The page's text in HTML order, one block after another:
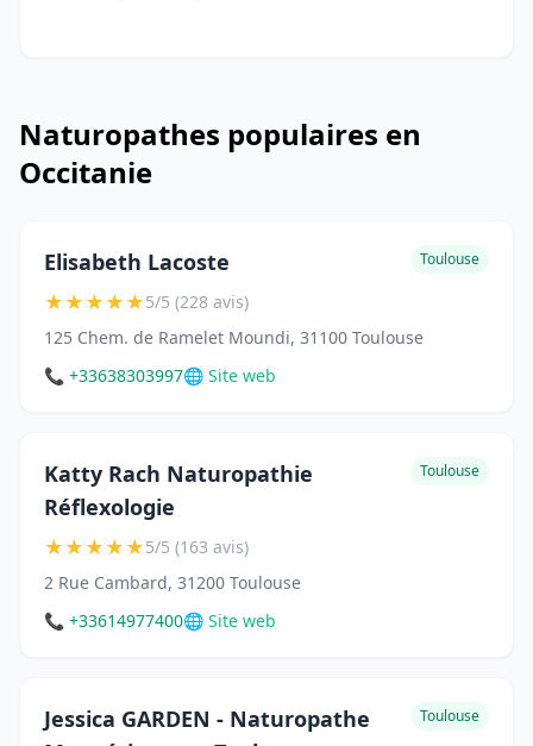
Naturopathes populaires en
Occitanie
Elisabeth Lacoste Toulouse
★★★★★5/5 (228 avis)
125 Chem. de Ramelet Moundi, 31100 Toulouse
📞 +33638303997🌐 Site web
Katty Rach Naturopathie
Réflexologie
Toulouse
★★★★★5/5 (163 avis)
2 Rue Cambard, 31200 Toulouse
📞 +33614977400🌐 Site web
Jessica GARDEN - Naturopathe
Toulouse